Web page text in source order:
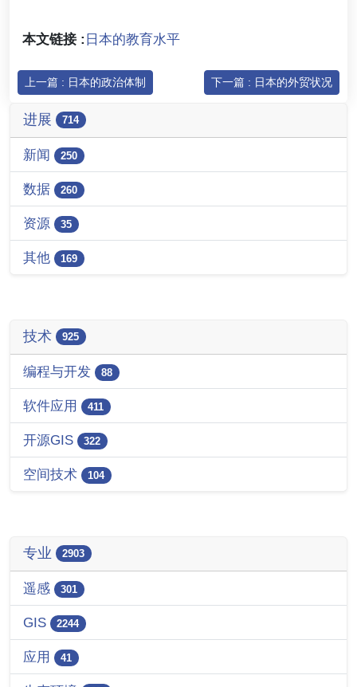
本文链接 : 日本的教育水平
上一篇 : 日本的政治体制 下一篇 : 日本的外贸状况
进展 714
新闻 250
数据 260
资源 35
其他 169
技术 925
编程与开发 88
软件应用 411
开源GIS 322
空间技术 104
专业 2903
遥感 301
GIS 2244
应用 41